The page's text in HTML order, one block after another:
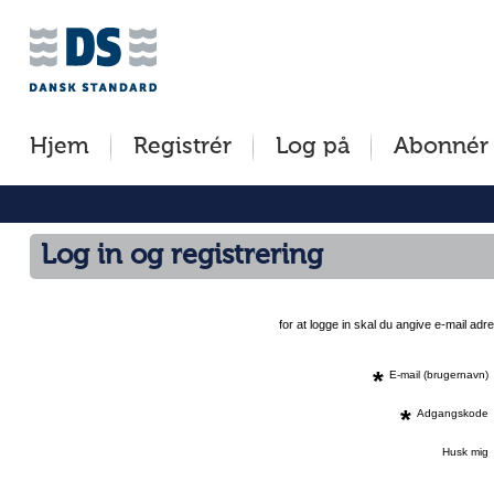
Jump
[s]Hjem Registrér Log på Abonnér
Log in og registrering
for at logge in skal du angive e-mail
* E-mail (brugernavn)
* Adgangskode
Husk mig